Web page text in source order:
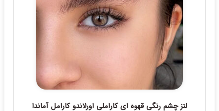
لنز چشم رنگی قهوه ای کاراملی اورلاندو کارامل آماندا